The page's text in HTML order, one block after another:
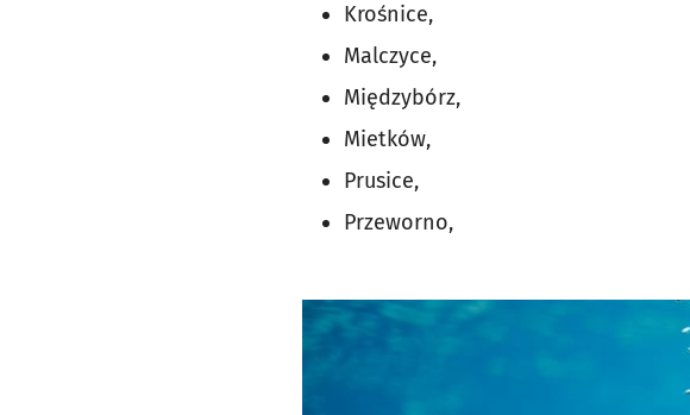
Krośnice,
Malczyce,
Międzybórz,
Mietków,
Prusice,
Przeworno,